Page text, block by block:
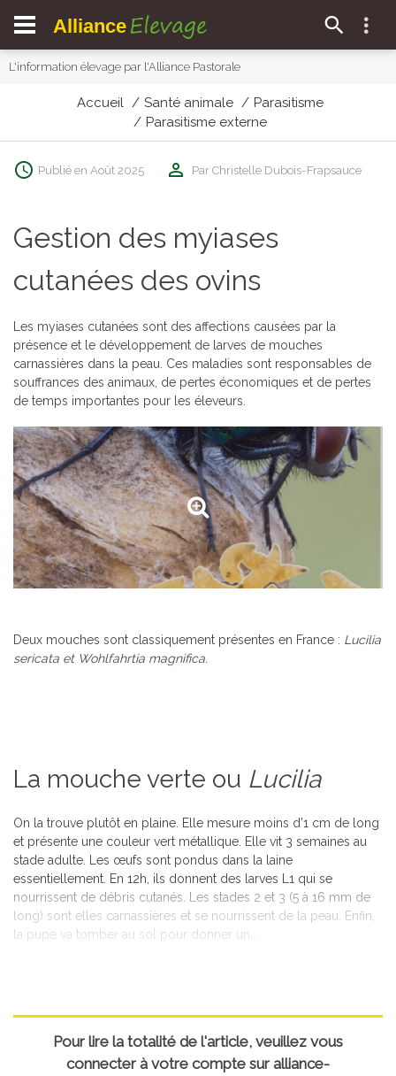
Alliance Elevage
L'information élevage par l'Alliance Pastorale
Accueil Santé animale
Parasitisme
Parasitisme externe
Publié en Août 2025 Par Christelle Dubois-Frapsauce
Gestion des myiases
cutanées des ovins
Les myiases cutanées sont des affections causées par la
présence et le développement de larves de mouches
carnassières dans la peau. Ces maladies sont responsables de
souffrances des animaux, de pertes économiques et de pertes
de temps importantes pour les éleveurs.
Deux mouches sont classiquement présentes en France : Lucilia
sericata et Wohlfahrtia magnifica.
La mouche verte ou Lucilia
On la trouve plutôt en plaine. Elle mesure moins d’1 cm de long
et présente une couleur vert métallique. Elle vit 3 semaines au
stade adulte. Les œufs sont pondus dans la laine
essentiellement. En 12h, ils donnent des larves L1 qui se
nourrissent de débris cutanés. Les stades 2 et 3 (5 à 16 mm de
long) sont elles carnassières et se nourrissent de la peau. Enfin,
la pupe va tomber au sol pour donner un...
Pour lire la totalité de l'article, veuillez vous
connecter à votre compte sur alliance-